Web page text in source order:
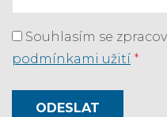
Souhlasím se
podmínkami užití *
ODESLAT